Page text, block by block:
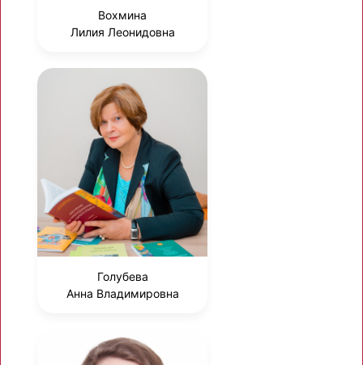
Вохмина
Лилия Леонидовна
Голубева
Анна Владимировна